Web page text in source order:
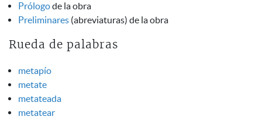
Prólogode la obra
Preliminares (abreviaturas) de la obra
Rueda de palabras
metapío
metate
metateada
metatear